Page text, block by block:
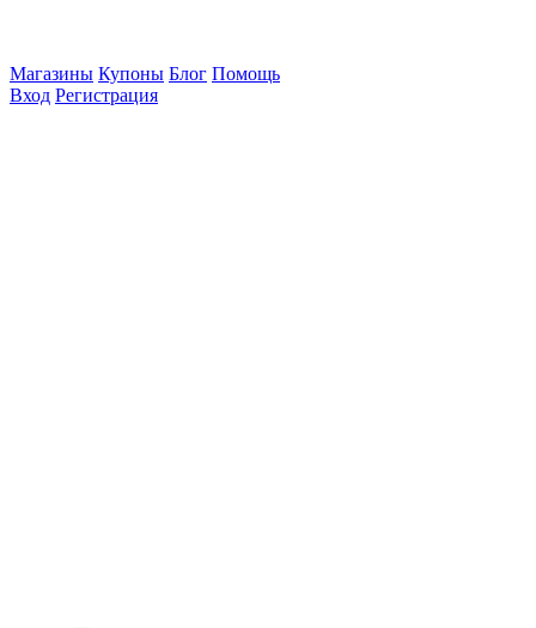
Магазины Купоны Блог Помощь
Вход Регистрация